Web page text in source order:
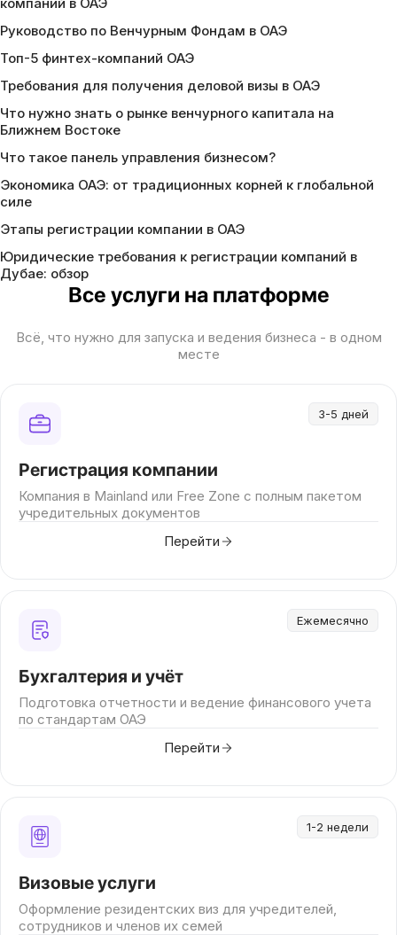
Руководство по Венчурным Фондам в ОАЭ
Топ-5 финтех-компаний ОАЭ
Требования для получения деловой визы в ОАЭ
Что нужно знать о рынке венчурного капитала на
Ближнем Востоке
Что такое панель управления бизнесом?
Экономика ОАЭ: от традиционных корней к глобальной
силе
Этапы регистрации компании в ОАЭ
Юридические требования к регистрации компаний в
Дубае: обзор
Все услуги на платформе
Всё, что нужно для запуска и ведения бизнеса - в одном
месте
3-5 дней
Регистрация компании
Компания в Mainland или Free Zone с полным пакетом
учредительных документов
Перейти
Ежемесячно
Бухгалтерия и учёт
Подготовка отчетности и ведение финансового учета
по стандартам ОАЭ
Перейти
1-2 недели
Визовые услуги
Оформление резидентских виз для учредителей,
сотрудников и членов их семей